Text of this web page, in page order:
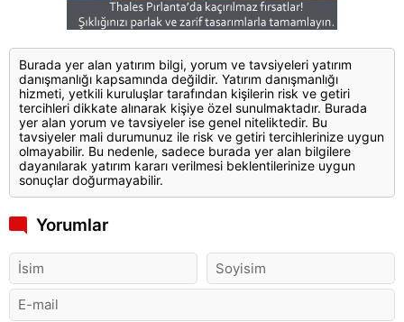
Burada yer alan yatırım bilgi, yorum ve tavsiyeleri yatırım
danışmanlığı kapsamında değildir. Yatırım danışmanlığı
hizmeti, yetkili kuruluşlar tarafından kişilerin risk ve getiri
tercihleri dikkate alınarak kişiye özel sunulmaktadır. Burada
yer alan yorum ve tavsiyeler ise genel niteliktedir. Bu
tavsiyeler mali durumunuz ile risk ve getiri tercihlerinize uygun
olmayabilir. Bu nedenle, sadece burada yer alan bilgilere
dayanılarak yatırım kararı verilmesi beklentilerinize uygun
sonuçlar doğurmayabilir.
Yorumlar